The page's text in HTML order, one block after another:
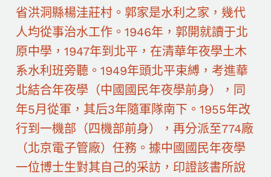
省洪洞縣楊洼莊村。郭家是水利之家，幾代
人均從事治水工作。1946年，郭開就讀于北
原中學，1947年到北平，在清華年夜學土木
系水利班旁聽。1949年頭北平束縛，考進華
北結合年夜學（中國國民年夜學前身），同
年5月從軍，其后3年隨軍隊南下。1955年改
行到一機部（四機部前身），再分派至774廠
（北京電子管廠）任務。據中國國民年夜學
一位博士生對其自己的采訪，印證該書所說